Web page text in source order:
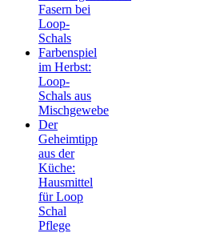
Fasern bei
Loop-
Schals
Farbenspiel
im Herbst:
Loop-
Schals aus
Mischgewebe
Der
Geheimtipp
aus der
Küche:
Hausmittel
für Loop
Schal
Pflege